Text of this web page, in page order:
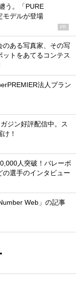
う。「PURE
モデルが登場
PR
のある写真家、その写
トをあてるコンテス
法人プラン
ジン好評配信中。ス
！
人突破！バレーボ
の選手のインタビュー
Web」の記事